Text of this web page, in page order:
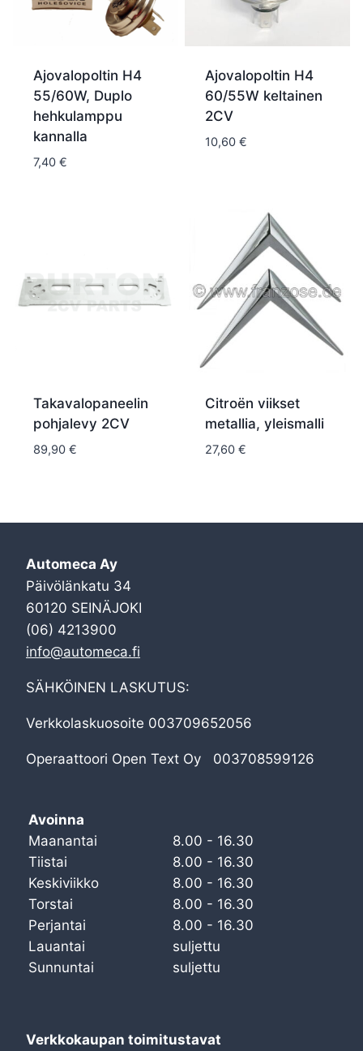
Ajovalopoltin H4
55/60W, Duplo
hehkulamppu
kannalla
7,40 €
Ajovalopoltin H4
60/55W keltainen
2CV
10,60 €
Takavalopaneelin
pohjalevy 2CV
89,90 €
Citroën viikset
metallia, yleismalli
27,60 €
Automeca Ay
Päivölänkatu 34
60120 SEINÄJOKI
(06) 4213900
info@automeca.fi
SÄHKÖINEN LASKUTUS:
Verkkolaskuosoite 003709652056
Operaattoori Open Text Oy 003708599126
Avoinna
Maanantai
8.00 - 16.30
Tiistai
8.00 - 16.30
Keskiviikko
8.00 - 16.30
Torstai
8.00 - 16.30
Perjantai
8.00 - 16.30
Lauantai
suljettu
Sunnuntai
suljettu
Verkkokaupan toimitustavat